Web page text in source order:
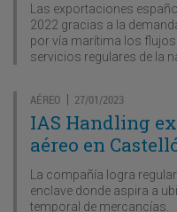
Las exportaciones
2022 gracias a la
por vía marítima los
servicios regulares de la
AÉREO | 27/01/2023
IAS Handling
aéreo en
La compañía logra
enclave donde aspira a
temporal de mercancías.